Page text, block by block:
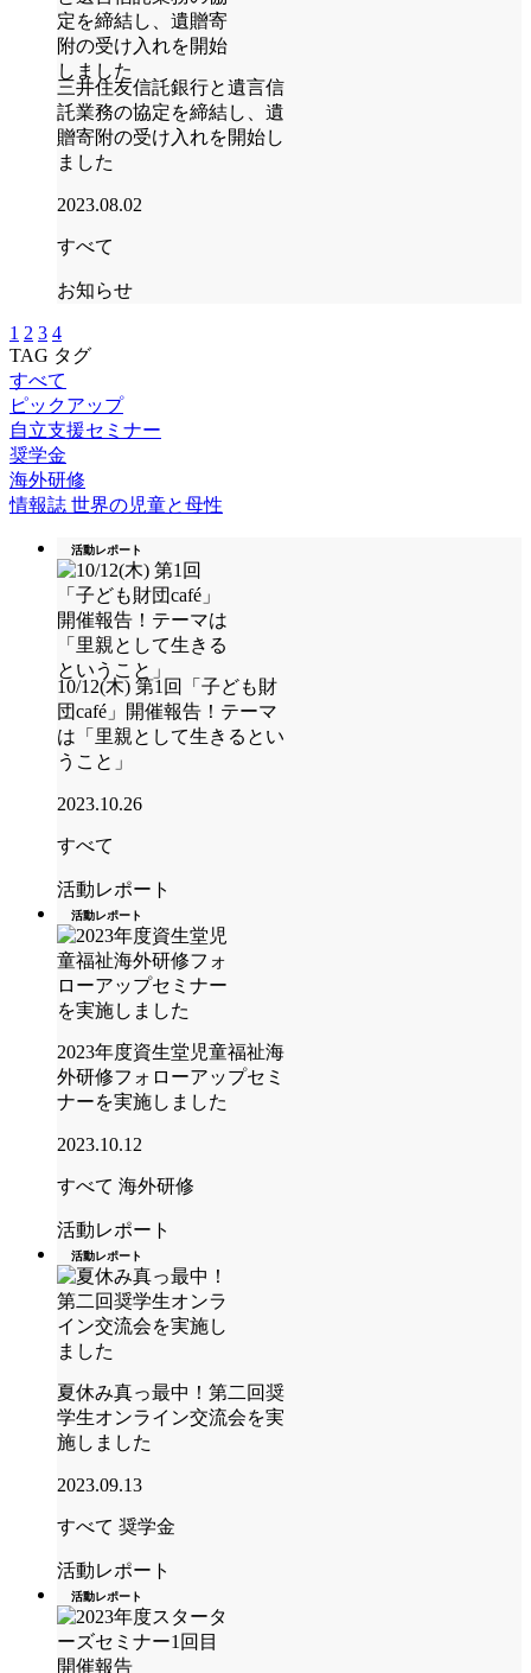
三井住友信託銀行と遺言信
託業務の協定を締結し、遺
贈寄附の受け入れを開始し
ました
2023.08.02
すべて
お知らせ
1 2 3 4
TAG タグ
すべて
ピックアップ
自立支援セミナー
奨学金
海外研修
情報誌 世界の児童と母性
活動レポート
10/12(木) 第1回「子ども財
団café」開催報告！テーマ
は「里親として生きるとい
うこと」
2023.10.26
すべて
活動レポート
活動レポート
2023年度資生堂児童福祉海
外研修フォローアップセミ
ナーを実施しました
2023.10.12
すべて 海外研修
活動レポート
活動レポート
夏休み真っ最中！第二回奨
学生オンライン交流会を実
施しました
2023.09.13
すべて 奨学金
活動レポート
活動レポート